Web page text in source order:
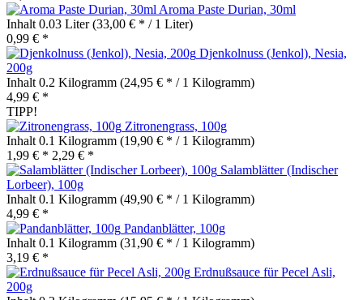
Aroma Paste Durian, 30ml
Inhalt 0.03 Liter(33,00 € * / 1 Liter)
0,99 € *
Djenkolnuss (Jenkol), Nesia,
200g
Inhalt 0.2 Kilogramm (24,95 € * / 1 Kilogramm)
4,99 € *
TIPP!
Zitronengrass, 100g
Inhalt 0.1 Kilogramm (19,90 € * / 1 Kilogramm)
1,99 € * 2,29 € *
Salamblätter (Indischer
Lorbeer), 100g
Inhalt 0.1 Kilogramm (49,90 € * / 1 Kilogramm)
4,99 € *
Pandanblätter, 100g
Inhalt 0.1 Kilogramm (31,90 € * / 1 Kilogramm)
3,19 € *
Erdnußsauce für Pecel Asli,
200g